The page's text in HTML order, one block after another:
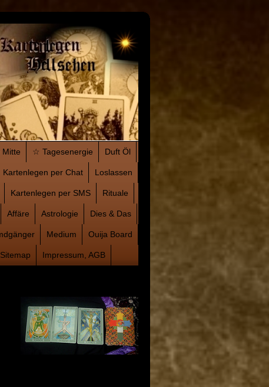
Mitte ☆ Tagesenergie Duft Öl
Kartenlegen per Chat Loslassen
Kartenlegen per SMS Rituale
Affäre Astrologie Dies & Das
Medium Ouija Board
Sitemap Impressum, AGB